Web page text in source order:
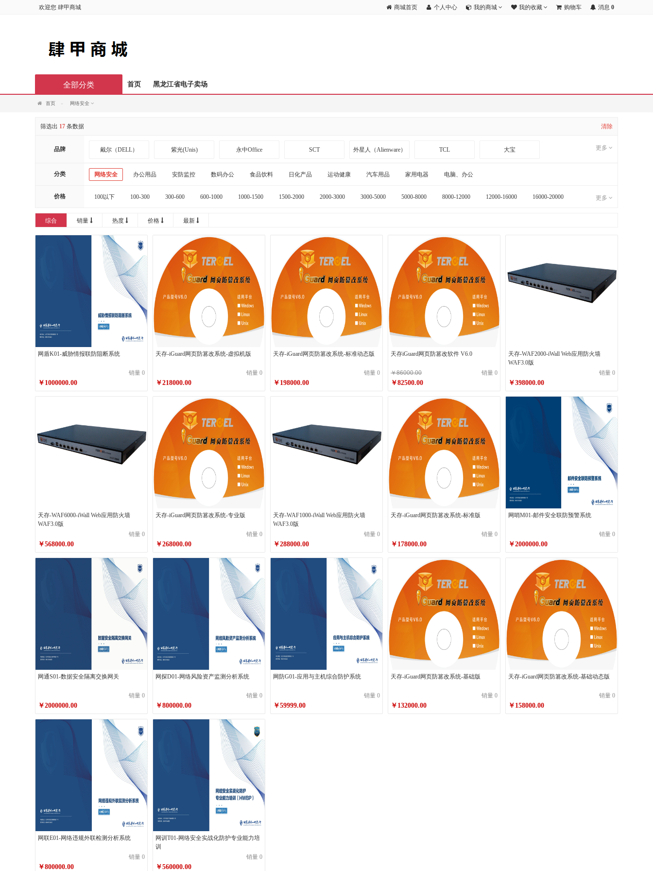
欢迎您 肆甲商城 商城首页 个人中心 我的商城 我的收藏 购物车 消息 0
首页 黑龙江省电子卖场
全部分类
首页 网络安全
筛选出 17 条数据 清除
品牌 戴尔（DELL） 紫光(Unis) 永中Office SCT 外星人（Alienware） TCL 大宝
施华蔻 丝蕴 斯伯丁 哈肉联 齐心 海康威视
天存信息 迅想
更多
分类 网络安全 办公用品 安防监控 数码办公 食品饮料 日化产品 运动健康 汽车用品 家用电器 电脑、办公
价格 100以下 100-300 300-600 600-1000 1000-1500 1500-2000 2000-3000 3000-5000 5000-8000 8000-12000 12000-16000 16000-20000 更多
综合 销量 热度 价格 最新
网盾K01-威胁情报联防阻断系统
销量 0
￥1000000.00
天存-iGuard网页防篡改系统-虚拟机版
销量 0
￥218000.00
天存-iGuard网页防篡改系统-标准动态版
销量 0
￥198000.00
天存iGuard网页防篡改软件 V6.0
￥86000.00 销量 0
￥82500.00
天存-WAF2000-iWall Web应用防火墙
WAF3.0版
销量 0
￥398000.00
天存-WAF6000-iWall Web应用防火墙
WAF3.0版
销量 0
￥568000.00
天存-iGuard网页防篡改系统-专业版
销量 0
￥268000.00
天存-WAF1000-iWall Web应用防火墙
WAF3.0版
销量 0
￥288000.00
天存-iGuard网页防篡改系统-标准版
销量 0
￥178000.00
网哨M01-邮件安全联防预警系统
销量 0
￥2000000.00
网通S01-数据安全隔离交换网关
销量 0
￥2000000.00
网探D01-网络风险资产监测分析系统
销量 0
￥800000.00
网防G01-应用与主机综合防护系统
销量 0
￥59999.00
天存-iGuard网页防篡改系统-基础版
销量 0
￥132000.00
天存-iGuard网页防篡改系统-基础动态版
销量 0
￥158000.00
网联E01-网络违规外联检测分析系统
销量 0
￥800000.00
网训T01-网络安全实战化防护专业能力培
训
销量 0
￥560000.00